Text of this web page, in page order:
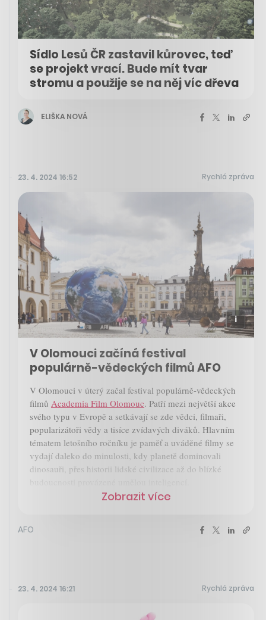
Sídlo Lesů ČR zastavil kůrovec, teď
se projekt vrací. Bude mít tvar
stromu a použije se na něj víc dřeva
ELIŠKA NOVÁ
23. 4. 2024 16:52 Rychlá zpráva
V Olomouci začíná festival
populárně-vědeckých filmů AFO
V Olomouci v úterý začal festival populárně-vědeckých
filmů Academia Film Olomouc. Patří mezi největší akce
svého typu v Evropě a setkávají se zde vědci, filmaři,
popularizátoři vědy a tisíce zvídavých diváků. Hlavním
tématem letošního ročníku je paměť a uváděné filmy se
vydají daleko do minulosti, kdy planetě dominovali
dinosauři, přes historii lidské civilizace až do blízké
Zobrazit více
AFO
23. 4. 2024 16:21 Rychlá zpráva